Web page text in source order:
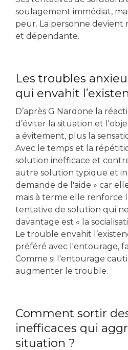
soulagement immédiat,
peur. La personne
et dépendante.
Les troubles
qui envahit
D’après G Nardone la
d’éviter la situation et
a évitement, plus la
Avec le temps et la
solution inefficace et
autre solution typique et
demande de l'aide » car
mais à terme elle renforce
tentative de solution qui
davantage est « la
Le trouble envahit
préféré avec l'entourage,
Comme si l'entourage
augmenter le trouble.
Comment sortir
inefficaces qui
situation ?